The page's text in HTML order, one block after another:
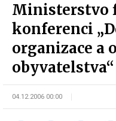
Ministerstvo
konferenci
organizace a
obyvatelstva“
04.12.2006 00:00